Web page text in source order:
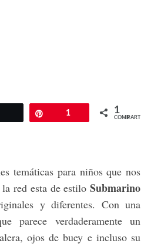
Twittear 1 1
COMPARTIR
temáticas para niños que nos
la red esta de estiloSubmarino
y diferentes. Con una
parece verdaderamente un
ojos de buey e incluso su